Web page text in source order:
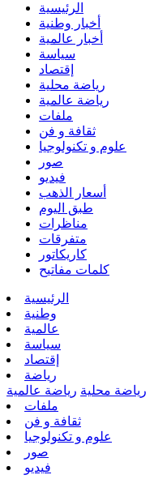
الرئيسية
أخبار وطنية
أخبار عالمية
سياسة
إقتصاد
رياضة محلية
رياضة عالمية
ملفات
ثقافة و فن
علوم و تكنولوجيا
صور
فيديو
أسعار الذهب
طبق اليوم
مناظرات
متفرقات
كاريكاتور
كلمات مفاتيح
الرئيسية
وطنية
عالمية
سياسة
إقتصاد
رياضة
رياضة محلية رياضة عالمية
ملفات
ثقافة و فن
علوم و تكنولوجيا
صور
فيديو